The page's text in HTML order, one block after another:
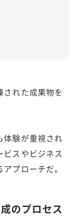
れた成果物を
験が重視され
ビスやビジネス
プローチだ。
のプロセス